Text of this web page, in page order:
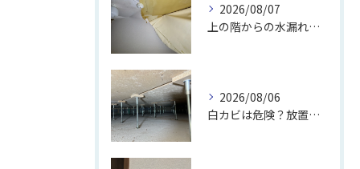
2026/08/07
上の階からの水漏れでカビ｜対処法と業者
2026/08/06
白カビは危険？放置のリスクと取り方